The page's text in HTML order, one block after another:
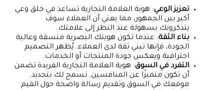
تعزيز الوعي: هوية العلامة التجارية تساعد في خلق وعي
أكبر بين الجمهور، مما يعني أن العملاء سوف
يتذكرونك بسهولة عند النظر إلى علامتك.
بناء الثقة: عندما تكون هويتك البصرية متسقة وعالية
الجودة، فإنها تبني ثقة لدى العملاء. يُظهر التصميم
احترافية ويعكس جودة المنتجات أو الخدمات.
التفرد في السوق: هوية العلامة التجارية الفريدة تضمن
أن تكون متميزًا عن المنافسين. تسمح لك بتحديد
موقعك في السوق وتقديم رسالة واضحة حول القيم